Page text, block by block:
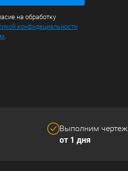
на обработку
конфидециальности
.
Выполним чертеж
от 1 дня